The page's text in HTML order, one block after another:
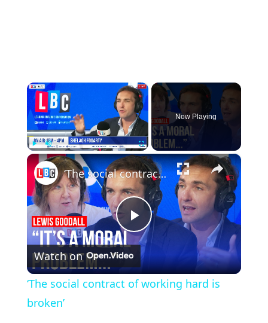
×
Play Unmute Fullscreen
Now Playing
×
Play
Video
‘The social contract of working hard is broken’
Watch on
‘The social contract of working hard is
broken’